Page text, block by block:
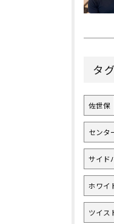
タグ
佐世保
センタ
サイド
ホワイ
ツイス